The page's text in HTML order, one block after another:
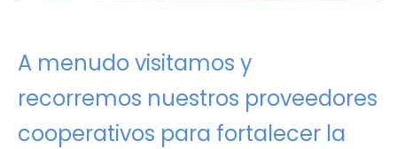
A menudo visitamos y
recorremos nuestros proveedores
cooperativos para fortalecer la